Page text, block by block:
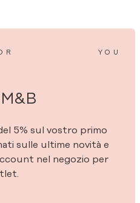
YOU
5% sul vostro primo
sulle ultime novità e
nel negozio per